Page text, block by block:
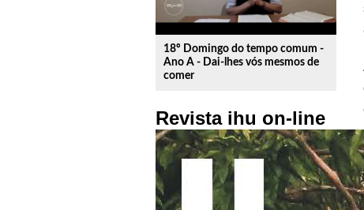
18º Domingo do tempo comum -
Ano A - Dai-lhes vós mesmos de
comer
Revista ihu on-line